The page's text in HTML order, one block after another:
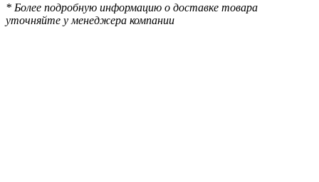
* Более подробную информацию о доставке товара
уточняйте у менеджера компании